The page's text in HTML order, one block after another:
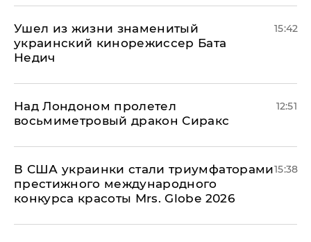
Ушел из жизни знаменитый
украинский кинорежиссер Бата
Недич
15:42
Над Лондоном пролетел
восьмиметровый дракон Сиракс
12:51
В США украинки стали триумфаторами
престижного международного
конкурса красоты Mrs. Globe 2026
15:38